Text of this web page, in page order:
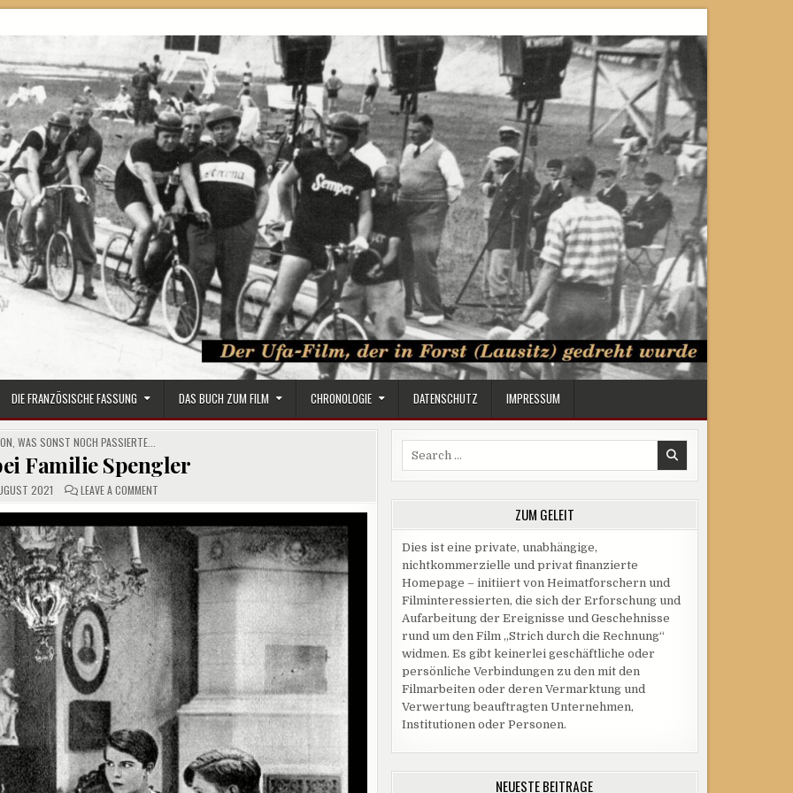
DIE FRANZÖSISCHE FASSUNG DAS BUCH ZUM FILM CHRONOLOGIE DATENSCHUTZ IMPRESSUM
,WAS SONST NOCH PASSIERTE...
Familie Spengler
2021 LEAVE A COMMENTON
BESUCH
FAMILIE
SPENGLER
ZUM GELEIT
Dies ist eine private, unabhängige,
nichtkommerzielle und privat finanzierte
Homepage – initiiert von Heimatforschern und
Filminteressierten, die sich der Erforschung und
Aufarbeitung der Ereignisse und Geschehnisse
rund um den Film „Strich durch die Rechnung“
widmen. Es gibt keinerlei geschäftliche oder
persönliche Verbindungen zu den mit den
Filmarbeiten oder deren Vermarktung und
Verwertung beauftragten Unternehmen,
Institutionen oder Personen.
NEUESTE BEITRÄGE